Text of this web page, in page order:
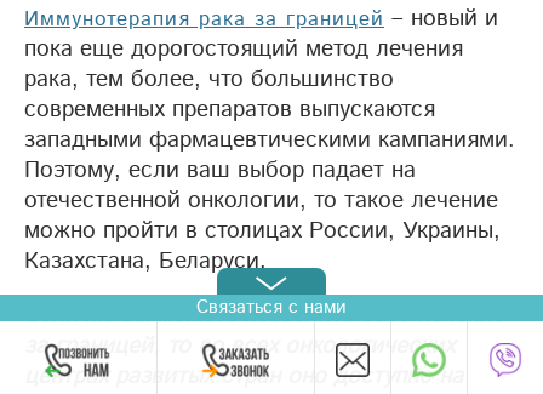
Иммунотерапия рака за границей – новый и
пока еще дорогостоящий метод лечения
рака, тем более, что большинство
современных препаратов выпускаются
западными фармацевтическими кампаниями.
Поэтому, если ваш выбор падает на
отечественной онкологии, то такое лечение
можно пройти в столицах России, Украины,
Казахстана, Беларуси.
Если же вы можете позволить себе лечение
за границей, то во всех онкологических
центрах развитых стран оно доступно на
Связаться с нами